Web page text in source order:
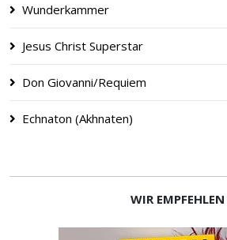
Wunderkammer
Jesus Christ Superstar
Don Giovanni/Requiem
Echna­ton (Akhna­ten)
WIR EMPFEHLEN